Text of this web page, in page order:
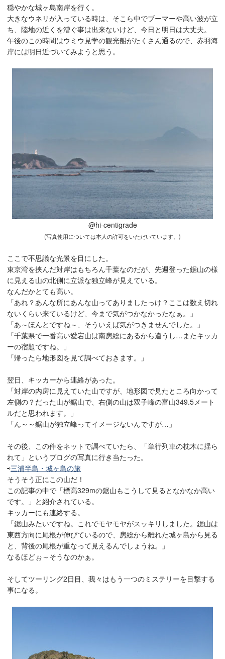
穏やかな城ヶ島南岸を行く。
大きなウネリが入っている時は、そこら中でブーマーや高い波が立
ち、陸地の近くを漕ぐ事は出来ないけど、今日と明日は大丈夫。
午後のこの時間はウミウ見学の観光船がたくさん通るので、赤羽海
岸には明日近づいてみようと思う。
@hi-centigrade
(写真使用については本人の許可をいただいています。)
ここで不思議な光景を目にした。
東京湾を挟んだ対岸はもちろん千葉なのだが、先週登った鋸山の様
に見える山の北側に立派な独立峰が見えている。
なんだかとても高い。
「あれ？あんな所にあんな山ってありましたっけ？ここは数え切れ
ないくらい来ているけど、今まで気がつかなかったなぁ。」
「あ～ほんとですね～、そういえば気がつきませんでした。」
「千葉県で一番高い愛宕山は南房総にあるから違うし…またキッカ
ーの宿題ですね。」
「帰ったら地形図を見て調べておきます。」
翌日、キッカーから連絡があった。
「対岸の内房に見えていた山ですが、地形図で見たところ向かって
左側の？だった山が鋸山で、右側の山は双子峰の富山349.5メート
ルだと思われます。」
「ん～～鋸山が独立峰ってイメージないんですが…」
その後、この件をネットで調べていたら、「単行列車の枕木に揺ら
れて」というブログの写真に行き当たった。
⇨三浦半島・城ヶ島の旅
そうそう正にこの山だ！
この記事の中で「標高329mの鋸山もこうして見るとなかなか高い
です。」と紹介されている。
キッカーにも連絡する。
「鋸山みたいですね。これでモヤモヤがスッキリしました。鋸山は
東西方向に尾根が伸びているので、房総から離れた城ヶ島から見る
と、背後の尾根が重なって見えるんでしょうね。」
なるほどぉ～そうなのかぁ。
そしてツーリング2日目、我々はもう一つのミステリーを目撃する
事になる。